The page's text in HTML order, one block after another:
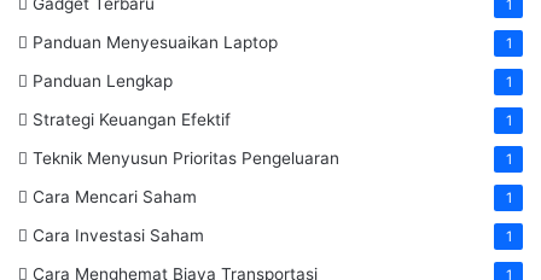
1
Panduan Menyesuaikan Laptop 1
Panduan Lengkap 1
Strategi Keuangan Efektif 1
Teknik Menyusun Prioritas Pengeluaran 1
Cara Mencari Saham 1
Cara Investasi Saham 1
Cara Menghemat Biaya Transportasi 1